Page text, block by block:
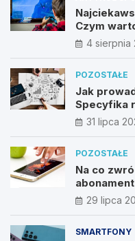
Czym
4 sierpnia
POZOSTAŁE
Jak
Specyfika
31 lipca
POZOSTAŁE
Na co
29 lipca
SMARTFONY